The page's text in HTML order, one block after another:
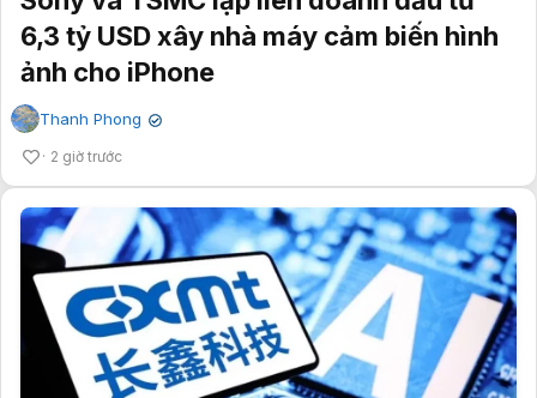
6,3 tỷ USD xây nhà máy cảm biến hình
ảnh cho iPhone
Thanh Phong ✔
2 giờ trước